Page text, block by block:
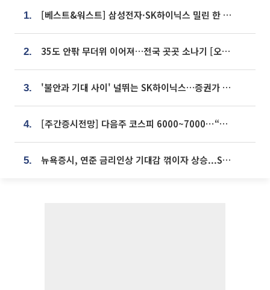
1. [베스트&워스트] 삼성전자·SK하이닉스 밀린 한 주…상상인증권은 85% 급등
2. 35도 안팎 무더위 이어져…전국 곳곳 소나기 [오늘 날씨]
3. '불안과 기대 사이' 널뛰는 SK하이닉스…증권가 "HBM4·LTA 기반 펀터멘털 견고"
4. [주간증시전망] 다음주 코스피 6000~7000⋯“外人 수급은 정책이 변수”
5. 뉴욕증시, 연준 금리인상 기대감 꺾이자 상승...S&P500 사상 최고치 [종합]